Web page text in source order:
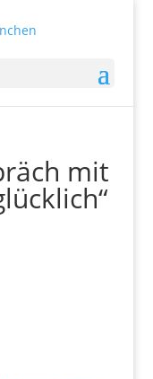
mit